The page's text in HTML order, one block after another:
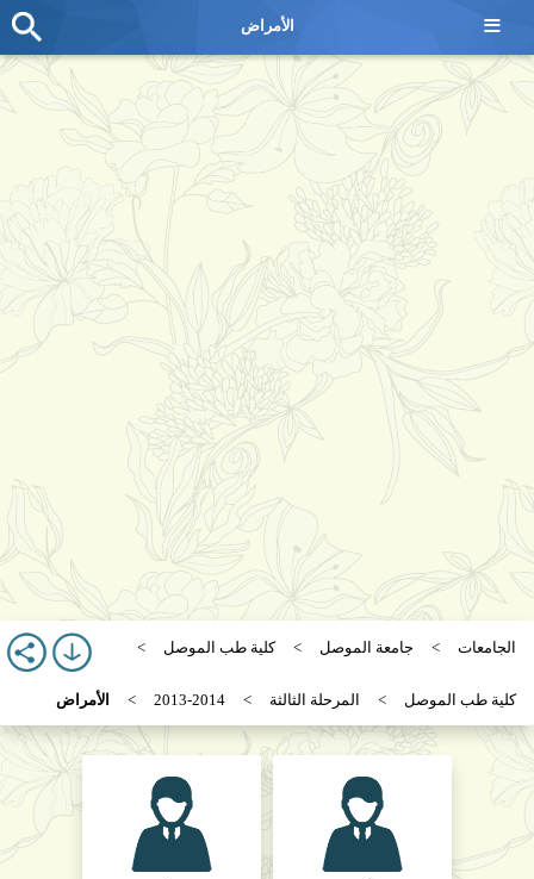
الجامعات جامعة الموصل كلية طب الموصل
كلية طب الموصل المرحلة الثالثة 2013-2014 الأمراض
≡ الأمراض